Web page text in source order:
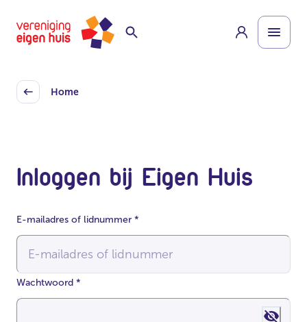
naar
hoofdinhoud
Homepage
Back
Home
Inloggen bij Eigen Huis
E-mailadres of lidnummer *
Wachtwoord *